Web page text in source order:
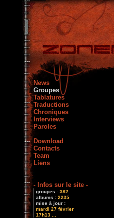
News
Groupes
Tablatures
Traductions
Chroniques
Interviews
Paroles
Download
Contacts
Team
Liens
- Infos sur le site -
groupes : 382
albums : 2235
mise à jour :
mardi 27 février
17h13 ...